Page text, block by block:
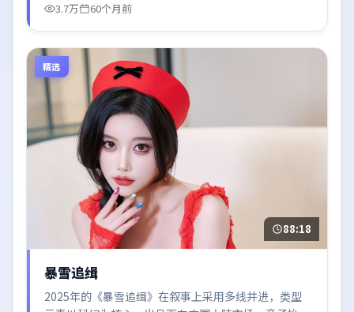
3.7万
60个月前
精选
88:18
暴雪追缉
2025年的《暴雪追缉》在叙事上采用多线并进，类型